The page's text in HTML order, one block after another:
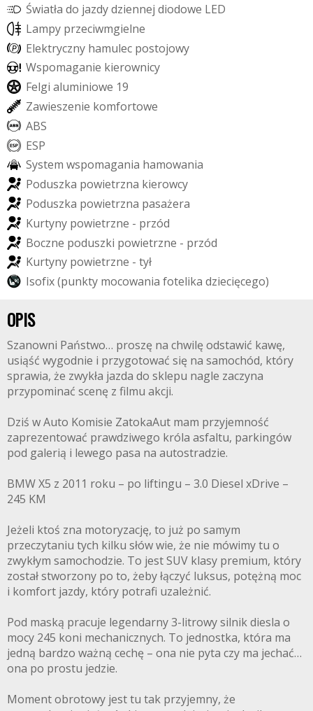
Światła do jazdydziennej diodowe LED
Lampy przeciwmgielne
Elektryczny hamulec postojowy
Wspomaganie kierownicy
Felgi aluminiowe 19
Zawieszenie komfortowe
ABS
ESP
System wspomagania hamowania
Poduszka powietrzna kierowcy
Poduszka powietrzna pasażera
Kurtyny powietrzne - przód
Boczne poduszki powietrzne - przód
Kurtyny powietrzne - tył
Isofix(punkty mocowania fotelika dziecięcego)
OPIS
Szanowni Państwo… proszę na chwilę odstawić kawę,
usiąść wygodnie i przygotować się na samochód, który
sprawia, że zwykła jazda do sklepu nagle zaczyna
przypominać scenę z filmu akcji.
Dziś w Auto Komisie ZatokaAut mam przyjemność
zaprezentować prawdziwego króla asfaltu, parkingów
pod galerią i lewego pasa na autostradzie.
BMW X5 z 2011 roku – po liftingu – 3.0 Diesel xDrive –
245 KM
Jeżeli ktoś zna motoryzację, to już po samym
przeczytaniu tych kilku słów wie, że nie mówimy tu o
zwykłym samochodzie. To jest SUV klasy premium, który
został stworzony po to, żeby łączyć luksus, potężną moc
i komfort jazdy, który potrafi uzależnić.
Pod maską pracuje legendarny 3-litrowy silnik diesla o
mocy 245 koni mechanicznych. To jednostka, która ma
jedną bardzo ważną cechę – ona nie pyta czy ma jechać…
ona po prostu jedzie.
Moment obrotowy jest tu tak przyjemny, że